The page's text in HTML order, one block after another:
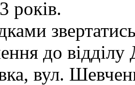
років.
до
вул.